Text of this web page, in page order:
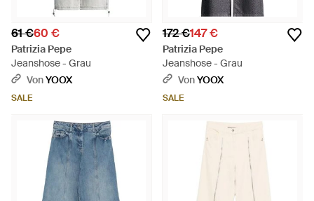
61 €60 €
Patrizia Pepe
Jeanshose - Grau
VonYOOX
SALE
172 €147 €
Patrizia Pepe
Jeanshose - Grau
VonYOOX
SALE